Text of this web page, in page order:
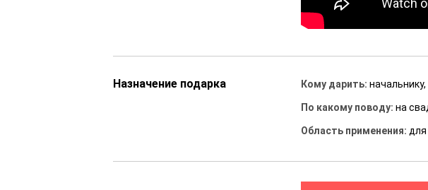
Назначение подарка Кому дарить:начальнику,
По какому поводу:на
Область применения:для